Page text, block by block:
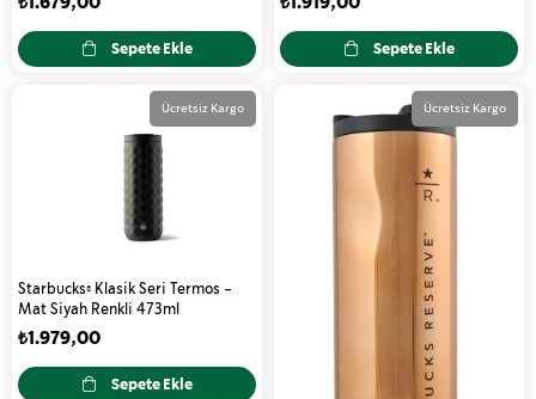
Sepete Ekle Sepete Ekle
Starbucks® Klasik Seri Termos -
Mat Siyah Renkli 473ml
₺1.979,00
Sepete Ekle
Ücretsiz Kargo Ücretsiz Kargo